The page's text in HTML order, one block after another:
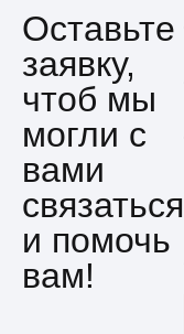
Оставьте
заявку,
чтоб мы
могли с
вами
связаться
и помочь
вам!